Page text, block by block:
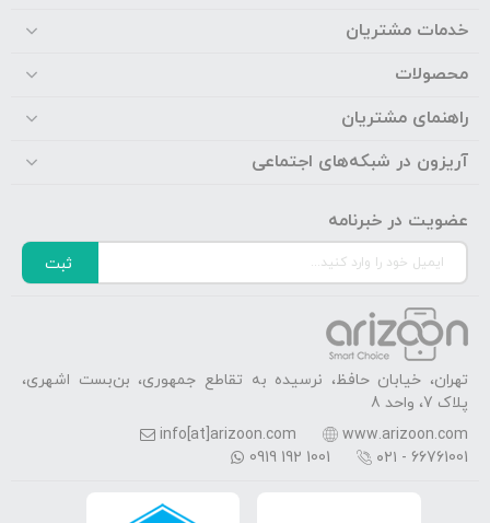
خدمات مشتریان
محصولات
راهنمای مشتریان
آریزون در شبکه‌های اجتماعی
عضویت در خبرنامه
ثبت
تهران، خیابان حافظ، نرسیده به تقاطع جمهوری، بن‌بست اشهری،
پلاک 7، واحد 8
www.arizoon.com
info[at]arizoon.com
۰۲۱ - 66761001
0919 192 1001